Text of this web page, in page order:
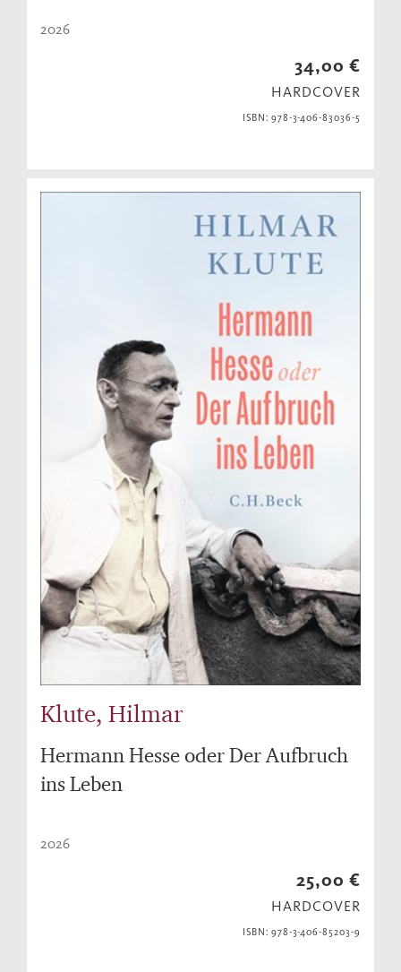
2026
34,00 €
HARDCOVER
ISBN: 978-3-406-83036-5
Klute, Hilmar
Hermann Hesse oder Der Aufbruch
ins Leben
2026
25,00 €
HARDCOVER
ISBN: 978-3-406-85203-9